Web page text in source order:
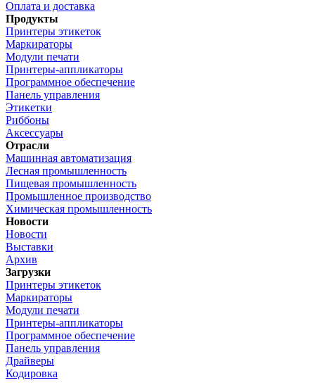
Оплата и доставка
Продукты
Принтеры этикеток
Маркираторы
Модули печати
Принтеры-аппликаторы
Программное обеспечение
Панель управления
Этикетки
Риббоны
Аксессуары
Отрасли
Машинная автоматизация
Лесная промышленность
Пищевая промышленность
Промышленное производство
Химическая промышленность
Новости
Новости
Выставки
Архив
Загрузки
Принтеры этикеток
Маркираторы
Модули печати
Принтеры-аппликаторы
Программное обеспечение
Панель управления
Драйверы
Кодировка